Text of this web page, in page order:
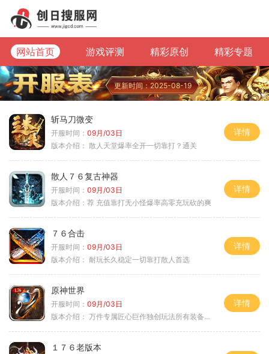
网站首页 游戏评测 精彩原创 精彩专题
更新时间：2025-08-19
斩马刀微变
开服时间： 09月/03日
版本介绍： 散人天堂爆率全开一切靠打？通关
详情
散人７６复古神器
开服时间： 09月/03日
版本介绍： 荐 充值靠打无小怪爆率高零充玩砍的爽
详情
７６合击
开服时间： 09月/03日
版本介绍： 耐玩长久稳定一切靠打散人首选
详情
原神世界
开服时间： 09月/03日
版本介绍： 万件专属匠心巨作独创玩法所有装备靠打
详情
１７６老版本